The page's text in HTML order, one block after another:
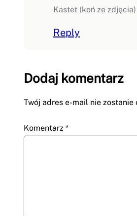
Kastet (koń ze
Reply
Dodaj komentarz
Twój adres e-mail nie zostanie
Komentarz *